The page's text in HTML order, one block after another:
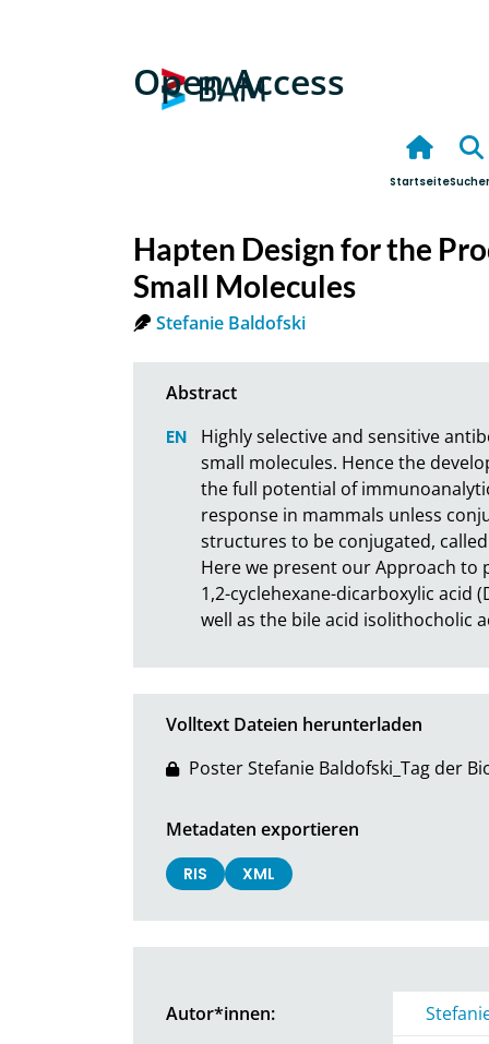
Open Access
Startseite
Hapten Design for the
Small Molecules
Stefanie Baldofski
Highly selective and sensitive
small molecules. Hence the
the full potential of
response in mammals unless
structures to be conjugated,
Here we present our Approach
1,2-cyclehexane-dicarboxylic acid
well as the bile acid isolithocholic
Volltext Dateien herunterladen
Poster Stefanie Baldofski_Tag der
Metadaten exportieren
RIS XML
Autor*innen: